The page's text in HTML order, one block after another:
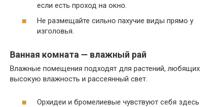
если есть проход на окно.
Не размещайте сильно пахучие виды прямо у
изголовья.
Ванная комната — влажный рай
Влажные помещения подходят для растений, любящих
высокую влажность и рассеянный свет.
Орхидеи и бромелиевые чувствуют себя здесь